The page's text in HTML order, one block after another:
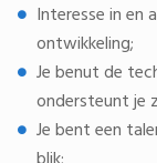
Interesse in en
ontwikkeling;
Je benut de
ondersteunt je
Je bent een